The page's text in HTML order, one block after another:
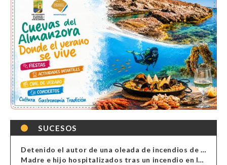
SUCESOS
Detenido el autor de una oleada de incendios de contenedores en Almería
Madre e hijo hospitalizados tras un incendio en la cocina de una vivienda en Almería